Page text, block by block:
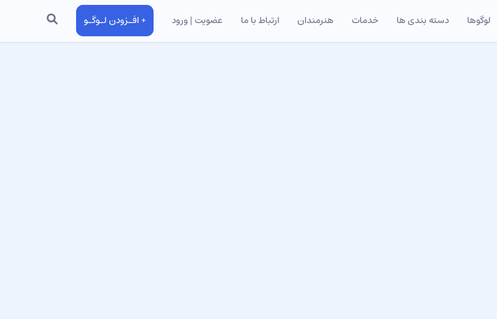
لوگوها دسته بندی ها خدمات هنرمندان ارتباط با ما عضویت | ورود + افـزودن لـوگـو جستجو